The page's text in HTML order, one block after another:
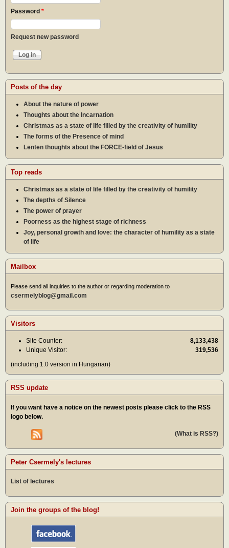
Password *
Request new password
Posts of the day
About the nature of power
Thoughts about the Incarnation
Christmas as a state of life filled by the creativity of humility
The forms of the Presence of mind
Lenten thoughts about the FORCE-field of Jesus
Top reads
Christmas as a state of life filled by the creativity of humility
The depths of Silence
The power of prayer
Poorness as the highest stage of richness
Joy, personal growth and love: the character of humility as a state
of life
Mailbox
Please send all inquiries to the author or regarding moderation to
csermelyblog@gmail.com
Visitors
Site Counter:
8,133,438
Unique Visitor:
319,536
(including 1.0 version in Hungarian)
RSS update
If you want have a notice on the newest posts please click to the RSS
logo below.
(What is RSS?)
Peter Csermely's lectures
List of lectures
Join the groups of the blog!